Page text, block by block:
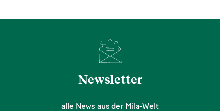
Newsletter
alle News aus der Mila-Welt